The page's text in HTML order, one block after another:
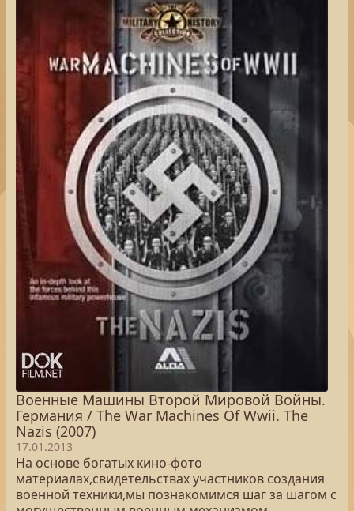
Военные Машины Второй Мировой Войны.
Германия / The War Machines Of Wwii. The
Nazis (2007)
17.01.2013
На основе богатых кино-фото
материалах,свидетельствах участников создания
военной техники,мы познакомимся шаг за шагом с